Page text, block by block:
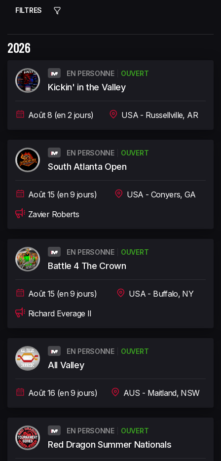
FILTRES
2026
EN PERSONNE OUVERT
Kickin' in the Valley
Août 8 (en 2 jours) USA - Russellville, AR
EN PERSONNE OUVERT
South Atlanta Open
Août 15 (en 9 jours)
USA - Conyers, GA
Zavier Roberts
EN PERSONNE OUVERT
Battle 4 The Crown
Août 15 (en 9 jours)
USA - Buffalo, NY
Richard Everage II
EN PERSONNE OUVERT
All Valley
Août 16 (en 9 jours) AUS - Maitland, NSW
EN PERSONNE OUVERT
Red Dragon Summer Nationals